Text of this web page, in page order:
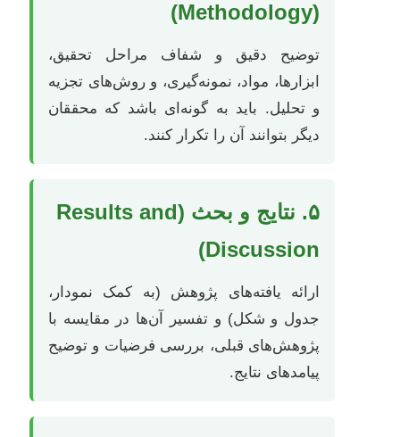
(Methodology)
توضیح دقیق و شفاف مراحل تحقیق،
ابزارها، مواد، نمونه‌گیری، و روش‌های تجزیه
و تحلیل. باید به گونه‌ای باشد که محققان
دیگر بتوانند آن را تکرار کنند.
۵. نتایج و بحث (Results and
Discussion)
ارائه یافته‌های پژوهش (به کمک نمودار،
جدول و شکل) و تفسیر آن‌ها در مقایسه با
پژوهش‌های قبلی، بررسی فرضیات و توضیح
پیامدهای نتایج.